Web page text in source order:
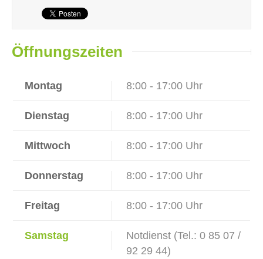
Öffnungszeiten
Montag 8:00 - 17:00 Uhr
Dienstag 8:00 - 17:00 Uhr
Mittwoch 8:00 - 17:00 Uhr
Donnerstag 8:00 - 17:00 Uhr
Freitag 8:00 - 17:00 Uhr
Samstag
Notdienst (Tel.: 0 85 07 /
92 29 44)